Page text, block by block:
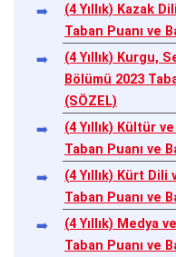
(4 Yıllık) Kazak
Taban Puanı ve
(4 Yıllık) Kurgu,
Bölümü 2023
(SÖZEL)
(4 Yıllık) Kültür
Taban Puanı ve
(4 Yıllık) Kürt Dili
Taban Puanı ve
(4 Yıllık) Medya
Taban Puanı ve